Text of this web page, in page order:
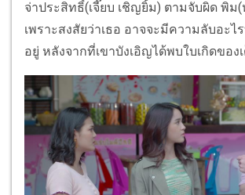
จ่าประสิทธิ์(เจี๊ยบ เชิญยิ้ม) ตามจับผิด พิม
เพราะสงสัยว่าเธอ อาจจะมีความลับอะไ
อยู่ หลังจากที่เขาบังเอิญได้พบใบเกิดขอ